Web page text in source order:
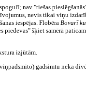
nav "tiešas
nevis tikai viņu
iespējas. Flobēra Bovarī
šķiet samērā
izjūtām.
gadsimtu nekā